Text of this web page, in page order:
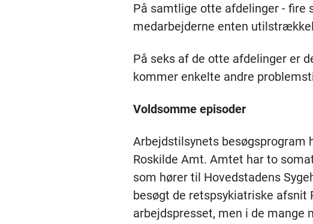
På samtlige otte afdelinger - fire
medarbejderne enten
På seks af de otte afdelinger er
kommer enkelte andre
Voldsomme episoder
Arbejdstilsynets besøgsprogram
Roskilde Amt. Amtet har to
som hører til Hovedstadens
besøgt de retspsykiatriske afsnit
arbejdspresset, men i de mange